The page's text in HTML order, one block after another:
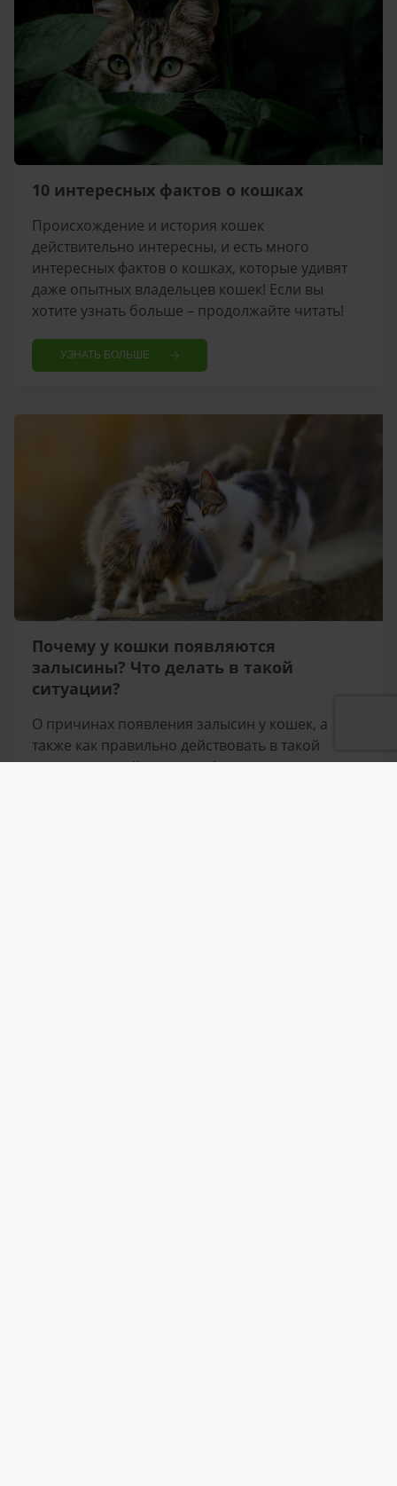
10 интересных фактов о кошках
Происхождение и история кошек
действительно интересны, и есть много
интересных фактов о кошках, которые удивят
даже опытных владельцев кошек! Если вы
хотите узнать больше – продолжайте читать!
УЗНАТЬ БОЛЬШЕ
Почему у кошки появляются
залысины? Что делать в такой
ситуации?
О причинах появления залысин у кошек, а
также как правильно действовать в такой
ситуации читайте в статье!